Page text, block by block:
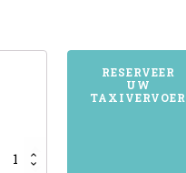
7662HEZINGENRESERVEER
UW
TAXIVERVOER